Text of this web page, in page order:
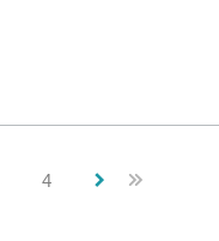
4 keyboard_arrow_right